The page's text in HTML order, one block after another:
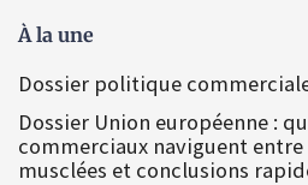
À la une
Dossier politique
Dossier Union européenne :
commerciaux naviguent
musclées et conclusions